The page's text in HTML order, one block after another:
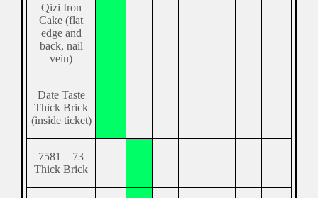
Qizi Iron
Cake (flat
edge and
back, nail
vein)
Date Taste
Thick Brick
(inside ticket)
7581 – 73
Thick Brick